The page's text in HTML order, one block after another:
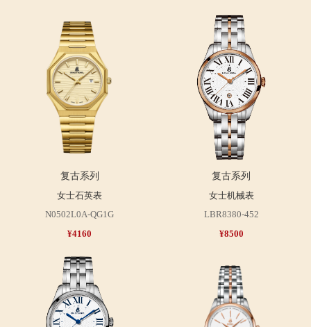
复古系列
女士石英表
N0502L0A-QG1G
¥4160
复古系列
女士机械表
LBR8380-452
¥8500